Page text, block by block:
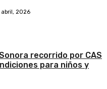
abril, 2026
recorrido por CAS
para niños y